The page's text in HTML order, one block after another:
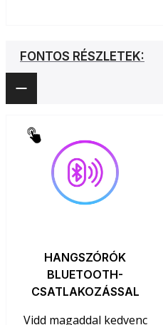
FONTOS RÉSZLETEK:
HANGSZÓRÓK
BLUETOOTH-
CSATLAKOZÁSSAL
Vidd magaddal kedvenc